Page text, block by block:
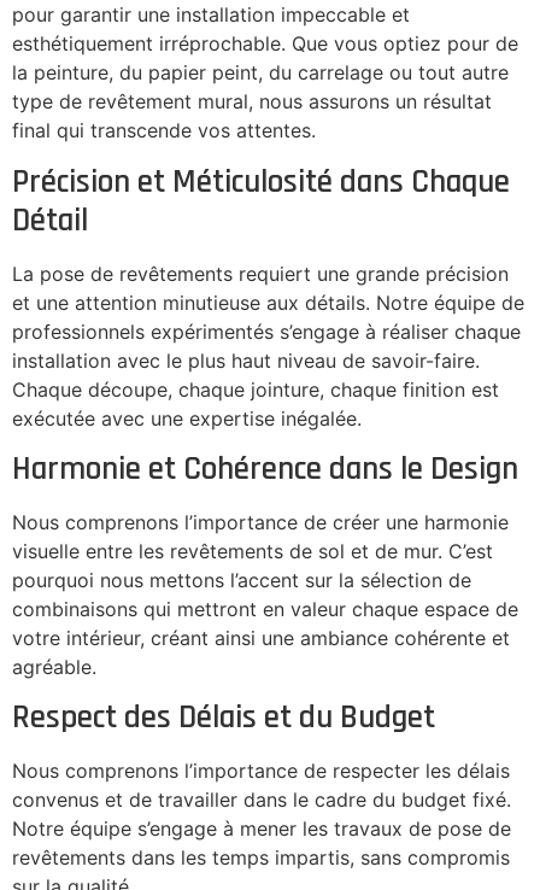
pour garantir une installation impeccable et
esthétiquement irréprochable. Que vous optiez pour de
la peinture, du papier peint, du carrelage ou tout autre
type de revêtement mural, nous assurons un résultat
final qui transcende vos attentes.
Précision et Méticulosité dans Chaque
Détail
La pose de revêtements requiert une grande précision
et une attention minutieuse aux détails. Notre équipe de
professionnels expérimentés s’engage à réaliser chaque
installation avec le plus haut niveau de savoir-faire.
Chaque découpe, chaque jointure, chaque finition est
exécutée avec une expertise inégalée.
Harmonie et Cohérence dans le Design
Nous comprenons l’importance de créer une harmonie
visuelle entre les revêtements de sol et de mur. C’est
pourquoi nous mettons l’accent sur la sélection de
combinaisons qui mettront en valeur chaque espace de
votre intérieur, créant ainsi une ambiance cohérente et
agréable.
Respect des Délais et du Budget
Nous comprenons l’importance de respecter les délais
convenus et de travailler dans le cadre du budget fixé.
Notre équipe s’engage à mener les travaux de pose de
revêtements dans les temps impartis, sans compromis